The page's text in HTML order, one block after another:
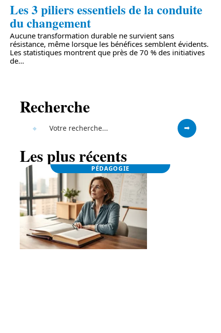
Les 3 piliers essentiels de la conduite
du changement
Aucune transformation durable ne survient sans
résistance, même lorsque les bénéfices semblent évidents.
Les statistiques montrent que près de 70 % des initiatives
de…
Recherche
Les plus récents
PÉDAGOGIE